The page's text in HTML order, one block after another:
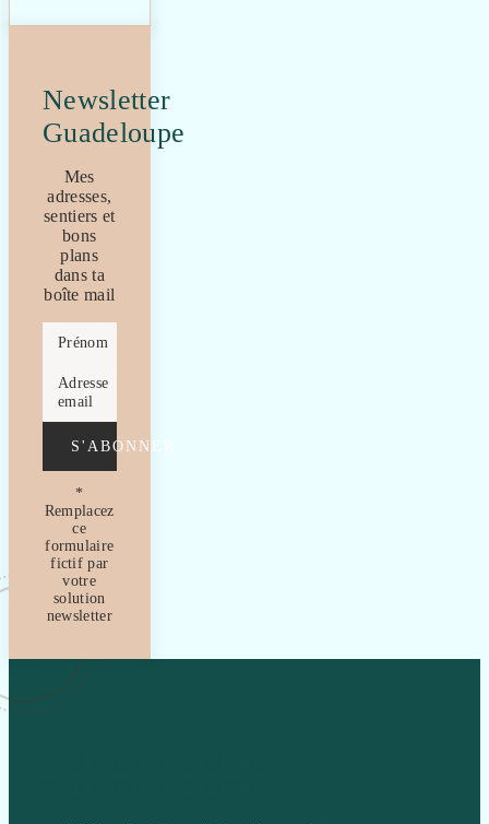
Newsletter
Guadeloupe
Mes
adresses,
sentiers et
bons
plans
dans ta
boîte mail
Prénom
Adresse
email
S'ABONNER
*
Remplacez
ce
formulaire
fictif par
votre
solution
newsletter